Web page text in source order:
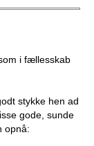
i fællesskab
stykke hen ad
gode, sunde
opnå: